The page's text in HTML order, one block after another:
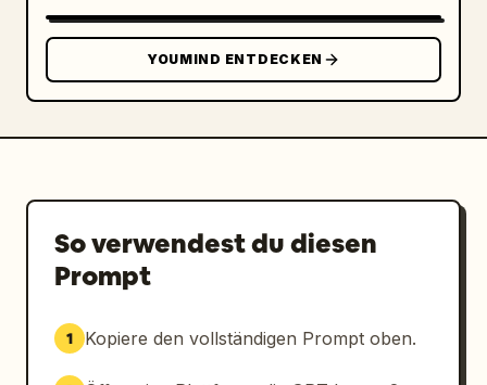
Hyperrealistische Hauttextur
Scharfe Augen mit natürlichen Reflexionen
Ultra-gepflegtes Erscheinungsbild eines
Profisportlers
YOUMIND ENTDECKEN
So verwendest du diesen
Prompt
1 Kopiere den vollständigen Prompt oben.